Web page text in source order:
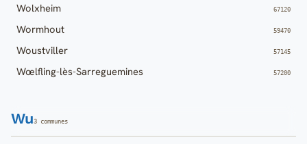
Wolxheim 67120
Wormhout 59470
Woustviller 57145
Wœlfling-lès-Sarreguemines 57200
Wu3 communes